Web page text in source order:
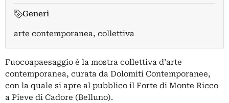
Generi
arte contemporanea, collettiva
Fuocoapaesaggio è la mostra collettiva d’arte
contemporanea, curata da Dolomiti Contemporanee,
con la quale si apre al pubblico il Forte di Monte Ricco
a Pieve di Cadore (Belluno).